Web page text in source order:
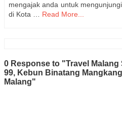
mengajak anda untuk
di Kota …
Read More...
0 Response to "Travel Malang
99, Kebun Binatang
Malang"